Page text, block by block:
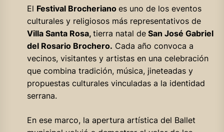
El Festival Brocheriano es uno de los eventos
culturales y religiosos más representativos de
Villa Santa Rosa, tierra natal deSan José Gabriel
del Rosario Brochero. Cada año convoca a
vecinos, visitantes y artistas en una celebración
que combina tradición, música, jineteadas y
propuestas culturales vinculadas a la identidad
serrana.
En ese marco, la apertura artística del Ballet